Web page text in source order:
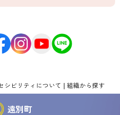
外
ト
）
シビリティについて 組織から探す
遠別町